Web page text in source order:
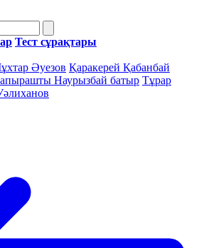
Тест сұрақтары
Әуезов Қаракерей Қабанбай
Наурызбай батыр Тұрар